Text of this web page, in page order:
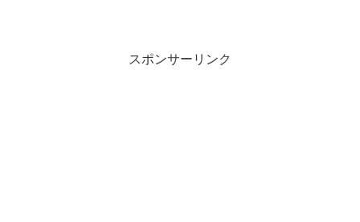
スポンサーリンク